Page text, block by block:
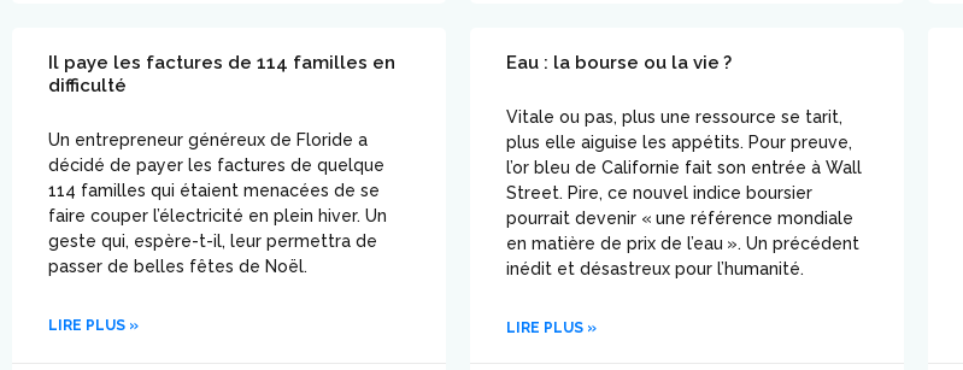
Il paye les factures de 114 familles en
difficulté
Un entrepreneur généreux de Floride a
décidé de payer les factures de quelque
114 familles qui étaient menacées de se
faire couper l’électricité en plein hiver. Un
geste qui, espère-t-il, leur permettra de
passer de belles fêtes de Noël.
LIRE PLUS »
Eau : la bourse ou la vie ?
Vitale ou pas, plus une ressource se tarit,
plus elle aiguise les appétits. Pour preuve,
l’or bleu de Californie fait son entrée à Wall
Street. Pire, ce nouvel indice boursier
pourrait devenir « une référence mondiale
en matière de prix de l’eau ». Un précédent
inédit et désastreux pour l’humanité.
LIRE PLUS »